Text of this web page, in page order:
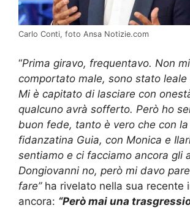
Carlo Conti, foto Ansa Notizie.com
“Prima giravo, frequentavo. Non
comportato male, sono stato leale
Mi è capitato di lasciare con
qualcuno avrà sofferto. Però ho
buon fede, tanto è vero che con
fidanzatina Guia, con Monica e
sentiamo e ci facciamo ancora gli
Dongiovanni no, però mi davo
fare”ha rivelato nella sua recente
ancora: “Però mai una